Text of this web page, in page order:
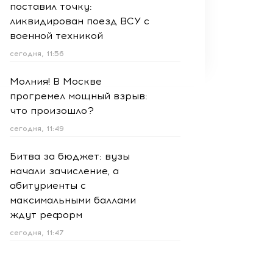
поставил точку:
ликвидирован поезд ВСУ с
военной техникой
сегодня, 11:56
Молния! В Москве
прогремел мощный взрыв:
что произошло?
сегодня, 11:49
Битва за бюджет: вузы
начали зачисление, а
абитуриенты с
максимальными баллами
ждут реформ
сегодня, 11:47